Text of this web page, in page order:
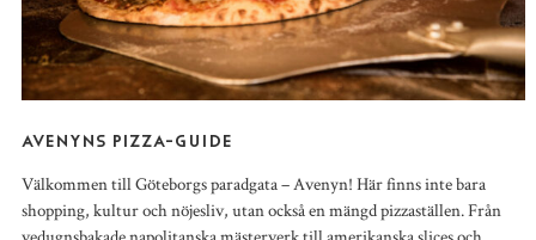
AVENYNS PIZZA-GUIDE
Välkommen till Göteborgs paradgata – Avenyn! Här finns inte bara
shopping, kultur och nöjesliv, utan också en mängd pizzaställen. Från